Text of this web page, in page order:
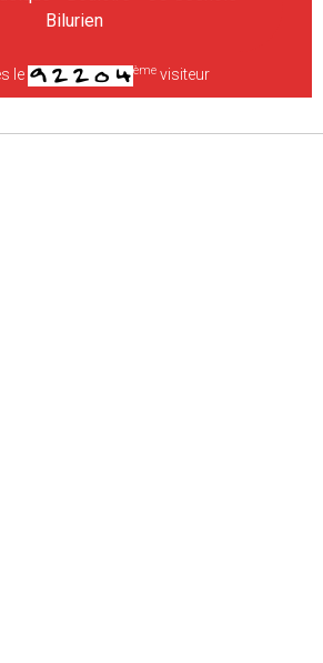
Bilurien
le èmevisiteur